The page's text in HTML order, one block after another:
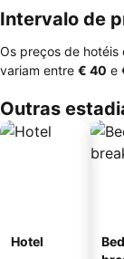
Intervalo de
Os preços de hotéis
variam entre ‎€ 40 e
Outras
Hotel